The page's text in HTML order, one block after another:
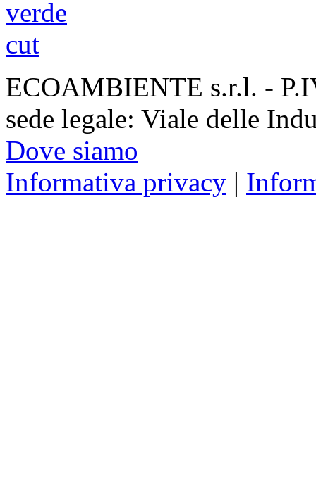
ECOAMBIENTE s.r.l. -
sede legale: Viale delle
Dove siamo
Informativa privacy |